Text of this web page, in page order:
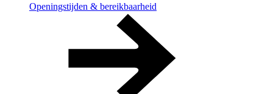
Openingstijden & bereikbaarheid